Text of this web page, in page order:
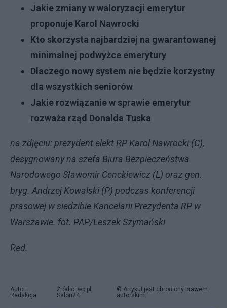
Jakie zmiany w waloryzacji emerytur
proponuje Karol Nawrocki
Kto skorzysta najbardziej na gwarantowanej
minimalnej podwyżce emerytury
Dlaczego nowy system nie będzie korzystny
dla wszystkich seniorów
Jakie rozwiązanie w sprawie emerytur
rozważa rząd Donalda Tuska
na zdjęciu: prezydent elekt RP Karol Nawrocki (C),
desygnowany na szefa Biura Bezpieczeństwa
Narodowego Sławomir Cenckiewicz (L) oraz gen.
bryg. Andrzej Kowalski (P) podczas konferencji
prasowej w siedzibie Kancelarii Prezydenta RP w
Warszawie. fot. PAP/Leszek Szymański
Red.
Autor:
Redakcja
Źródło: wp.pl,
Salon24
© Artykuł jest chroniony prawem
autorskim.